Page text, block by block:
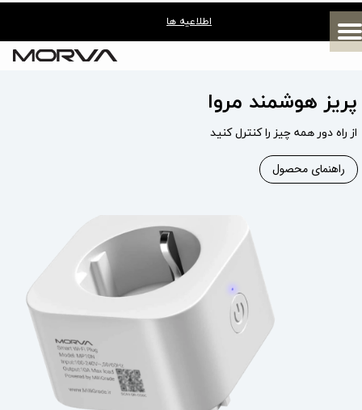
اطلاعیه ها
راهنمای محصول
پریز هوشمند مروا
از راه دور همه چیز را کنترل کنید